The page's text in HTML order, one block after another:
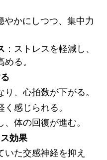
やかにしつつ、集中力
：ストレスを軽減し、
る。
、心拍数が下がる。
感じられる。
体の回復が進む。
効果
いた交感神経を抑え